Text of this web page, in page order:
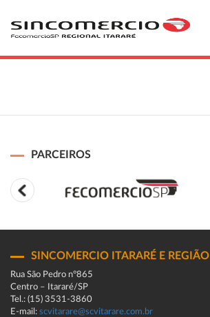
PARCEIROS
SINCOMERCIO ITARARÉ E REGIÃO
Rua São Pedro n°865
Centro – Itararé/SP
Tel.: (15) 3531-3860
E-mail: scvitarare@scvitarare.com.br